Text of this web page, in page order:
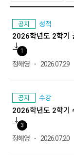
공지 성적
1
정해영 2026.07.29
공지 수강
2026학년도 2학기
3
정해영 2026.07.20